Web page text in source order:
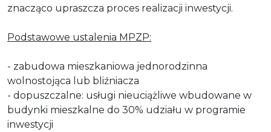
znacząco upraszcza proces realizacji inwestycji.
Podstawowe ustalenia MPZP:
- zabudowa mieszkaniowa jednorodzinna
wolnostojąca lub bliźniacza
- dopuszczalne: usługi nieuciążliwe wbudowane w
budynki mieszkalne do 30% udziału w programie
inwestycji